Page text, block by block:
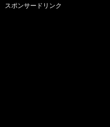
スポンサードリンク